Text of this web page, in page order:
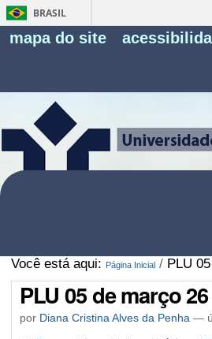
BRASIL
mapa do site
Você está aqui: Página Inicial / PLU
PLU 05 de março 26
por Diana Cristina Alves da Penha—